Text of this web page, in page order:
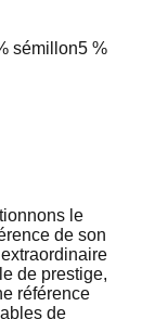
sémillon5 %
le
de son
de prestige,
référence
de